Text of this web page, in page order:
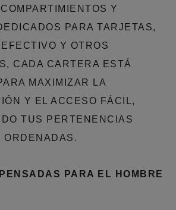
Y
PARA TARJETAS,
Y OTROS
CADA CARTERA ESTÁ
MAXIMIZAR LA
Y EL ACCESO FÁCIL,
TUS PERTENENCIAS
ORDENADAS.
PARA EL HOMBRE